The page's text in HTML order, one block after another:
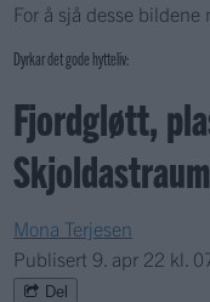
For å sjå desse
Dyrkar det gode hytteliv:
Fjordgløtt,
Mona Terjesen
Publisert 9. apr 22 kl.
Del